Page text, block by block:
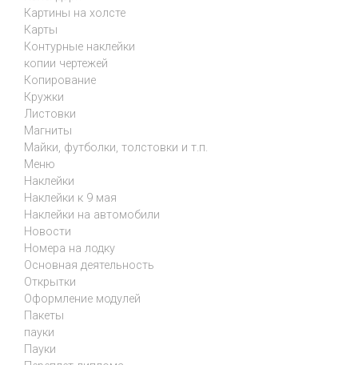
Картины на холсте
Карты
Контурные наклейки
копии чертежей
Копирование
Кружки
Листовки
Магниты
Майки, футболки, толстовки и т.п.
Меню
Наклейки
Наклейки к 9 мая
Наклейки на автомобили
Новости
Номера на лодку
Основная деятельность
Открытки
Оформление модулей
Пакеты
пауки
Пауки